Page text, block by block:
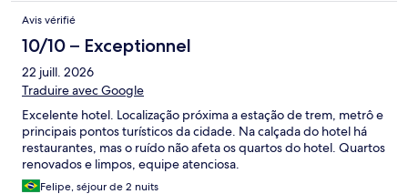
Avis vérifié
10/10 – Exceptionnel
22 juill. 2026
Traduire avec Google
Excelente hotel. Localização próxima a estação de trem, metrô e
principais pontos turísticos da cidade. Na calçada do hotel há
restaurantes, mas o ruído não afeta os quartos do hotel. Quartos
renovados e limpos, equipe atenciosa.
Felipe, séjour de 2 nuits